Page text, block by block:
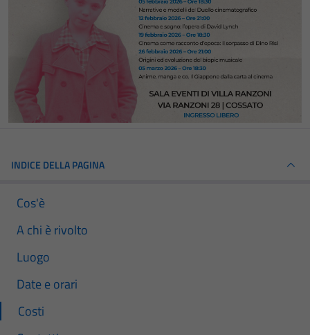
INDICE DELLA PAGINA
Cos'è
A chi è rivolto
Luogo
Date e orari
Costi